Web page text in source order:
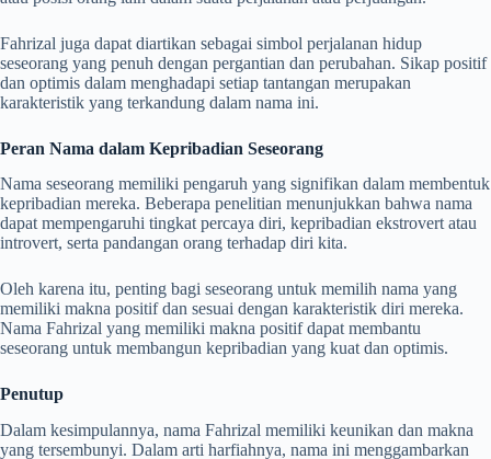
Fahrizal juga dapat diartikan sebagai simbol perjalanan hidup
seseorang yang penuh dengan pergantian dan perubahan. Sikap positif
dan optimis dalam menghadapi setiap tantangan merupakan
karakteristik yang terkandung dalam nama ini.
Peran Nama dalam Kepribadian Seseorang
Nama seseorang memiliki pengaruh yang signifikan dalam membentuk
kepribadian mereka. Beberapa penelitian menunjukkan bahwa nama
dapat mempengaruhi tingkat percaya diri, kepribadian ekstrovert atau
introvert, serta pandangan orang terhadap diri kita.
Oleh karena itu, penting bagi seseorang untuk memilih nama yang
memiliki makna positif dan sesuai dengan karakteristik diri mereka.
Nama Fahrizal yang memiliki makna positif dapat membantu
seseorang untuk membangun kepribadian yang kuat dan optimis.
Penutup
Dalam kesimpulannya, nama Fahrizal memiliki keunikan dan makna
yang tersembunyi. Dalam arti harfiahnya, nama ini menggambarkan